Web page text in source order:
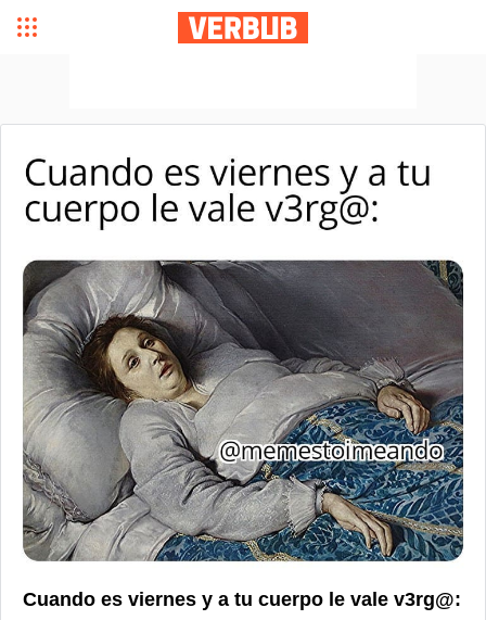
Cuando es viernes y a tu cuerpo le vale v3rg@: